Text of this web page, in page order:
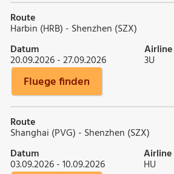
Route
Harbin (HRB) - Shenzhen (SZX)
Datum
20.09.2026 - 27.09.2026
Airline
3U
Fluege finden
Route
Shanghai (PVG) - Shenzhen (SZX)
Datum
03.09.2026 - 10.09.2026
Airline
HU